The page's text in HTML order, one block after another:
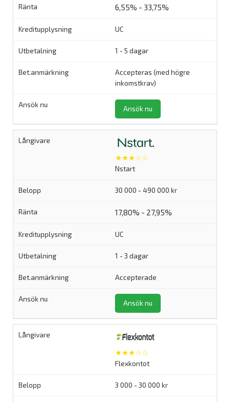
6,55% - 33,75%
UC
1 - 5 dagar
Accepteras (med högre
inkomstkrav)
Ansök nu
★★★☆☆
Nstart
30 000 - 490 000 kr
17,80% - 27,95%
UC
1 - 3 dagar
Accepterade
Ansök nu
★★★☆☆
Flexkontot
3 000 - 30 000 kr